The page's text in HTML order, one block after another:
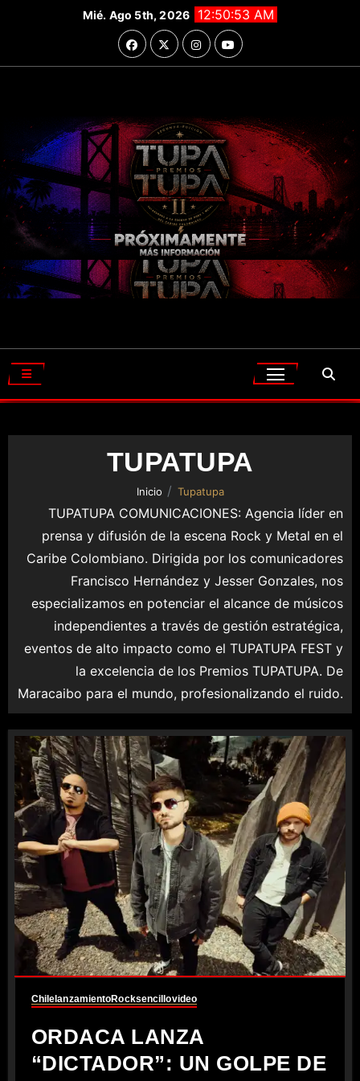
Mié. Ago 5th, 2026 12:50:55 AM
TUPATUPA
Inicio Tupatupa
TUPATUPA COMUNICACIONES: Agencia líder en
prensa y difusión de la escena Rock y Metal en el
Caribe Colombiano. Dirigida por los comunicadores
Francisco Hernández y Jesser Gonzales, nos
especializamos en potenciar el alcance de músicos
independientes a través de gestión estratégica,
eventos de alto impacto como el TUPATUPA FEST y
la excelencia de los Premios TUPATUPA. De
Maracaibo para el mundo, profesionalizando el ruido.
ChilelanzamientoRocksencillovideo
ORDACA LANZA
“DICTADOR”: UN GOLPE DE